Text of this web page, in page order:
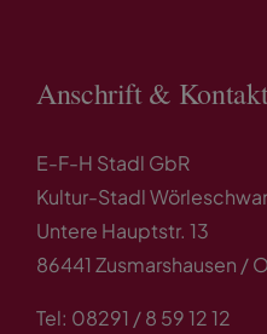
Anschrift &
E-F-H Stadl GbR
Kultur-Stadl
Untere Hauptstr. 13
86441 Zusmarshausen /
Tel: 08291 / 8 59 12 12